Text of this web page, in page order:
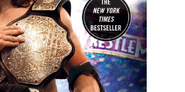
2026
revela o que disse a Seth
combate no SummerSlam
2026